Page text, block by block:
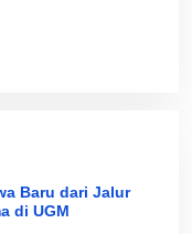
Baru dari Jalur
di UGM